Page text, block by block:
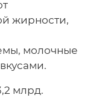
жирности,
молочные
млрд.